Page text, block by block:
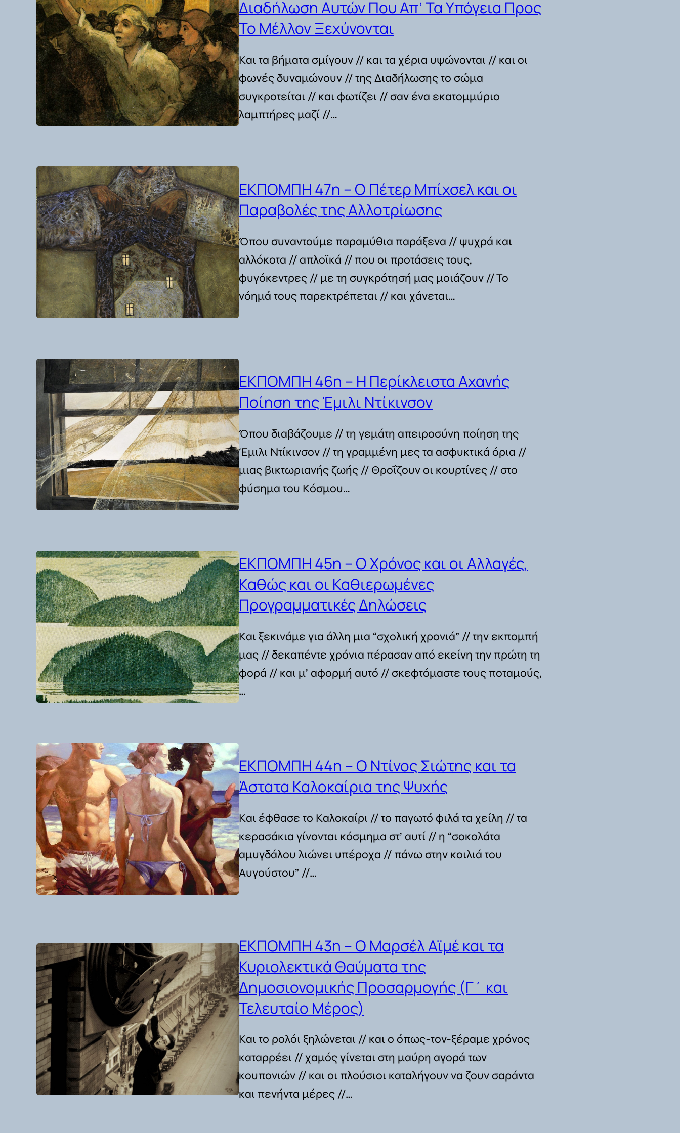
Διαδήλωση Αυτών Που Απ’ Τα Υπόγεια Προς
Το Μέλλον Ξεχύνονται
Και τα βήματα σμίγουν // και τα χέρια υψώνονται // και οι
φωνές δυναμώνουν // της Διαδήλωσης το σώμα
συγκροτείται // και φωτίζει // σαν ένα εκατομμύριο
λαμπτήρες μαζί //…
ΕΚΠΟΜΠΗ 47η – Ο Πέτερ Μπίχσελ και οι
Παραβολές της Αλλοτρίωσης
Όπου συναντούμε παραμύθια παράξενα // ψυχρά και
αλλόκοτα // απλοϊκά // που οι προτάσεις τους,
φυγόκεντρες // με τη συγκρότησή μας μοιάζουν // Το
νόημά τους παρεκτρέπεται // και χάνεται…
ΕΚΠΟΜΠΗ 46η – Η Περίκλειστα Αχανής
Ποίηση της Έμιλι Ντίκινσον
Όπου διαβάζουμε // τη γεμάτη απειροσύνη ποίηση της
Έμιλι Ντίκινσον // τη γραμμένη μες τα ασφυκτικά όρια //
μιας βικτωριανής ζωής // Θροΐζουν οι κουρτίνες // στο
φύσημα του Κόσμου…
ΕΚΠΟΜΠΗ 45η – Ο Χρόνος και οι Αλλαγές,
Καθώς και οι Καθιερωμένες
Προγραμματικές Δηλώσεις
Και ξεκινάμε για άλλη μια “σχολική χρονιά” // την εκπομπή
μας // δεκαπέντε χρόνια πέρασαν από εκείνη την πρώτη τη
φορά // και μ’ αφορμή αυτό // σκεφτόμαστε τους ποταμούς,
…
ΕΚΠΟΜΠΗ 44η – Ο Ντίνος Σιώτης και τα
Άστατα Καλοκαίρια της Ψυχής
Και έφθασε το Καλοκαίρι // το παγωτό φιλά τα χείλη // τα
κερασάκια γίνονται κόσμημα στ’ αυτί // η “σοκολάτα
αμυγδάλου λιώνει υπέροχα // πάνω στην κοιλιά του
Αυγούστου” //…
ΕΚΠΟΜΠΗ 43η – Ο Μαρσέλ Αϊμέ και τα
Κυριολεκτικά Θαύματα της
Δημοσιονομικής Προσαρμογής (Γ΄ και
Τελευταίο Μέρος)
Και το ρολόι ξηλώνεται // και ο όπως-τον-ξέραμε χρόνος
καταρρέει // χαμός γίνεται στη μαύρη αγορά των
κουπονιών // και οι πλούσιοι καταλήγουν να ζουν σαράντα
και πενήντα μέρες //…